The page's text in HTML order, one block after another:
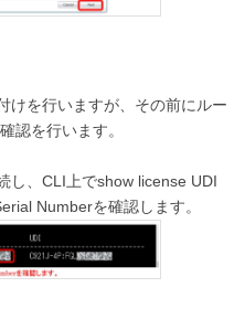
けを行いますが、その前にルー
認を行います。
し、CLI上でshow license UDI
Numberを確認します。